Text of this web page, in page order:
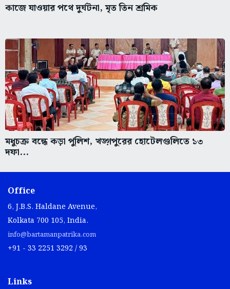
কাজে যাওয়ার পথে দুর্ঘটনা, মৃত তিন শ্রমিক
মধুচক্র বন্ধে কড়া পুলিশ, খড়্গপুরের হোটেলগুলিতে ১৩
দফা...
Office
6, J.B.S. Haldane Avenue,
Kolkata 700 105, India.
info@bartamanpatrika.com
+91 - 33 2251 3292 / 93
Links